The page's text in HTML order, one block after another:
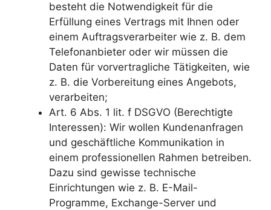
besteht die Notwendigkeit für die
Erfüllung eines Vertrags mit Ihnen oder
einem Auftragsverarbeiter wie z. B. dem
Telefonanbieter oder wir müssen die
Daten für vorvertragliche Tätigkeiten, wie
z. B. die Vorbereitung eines Angebots,
verarbeiten;
Art. 6 Abs. 1 lit. f DSGVO (Berechtigte
Interessen): Wir wollen Kundenanfragen
und geschäftliche Kommunikation in
einem professionellen Rahmen betreiben.
Dazu sind gewisse technische
Einrichtungen wie z. B. E-Mail-
Programme, Exchange-Server und